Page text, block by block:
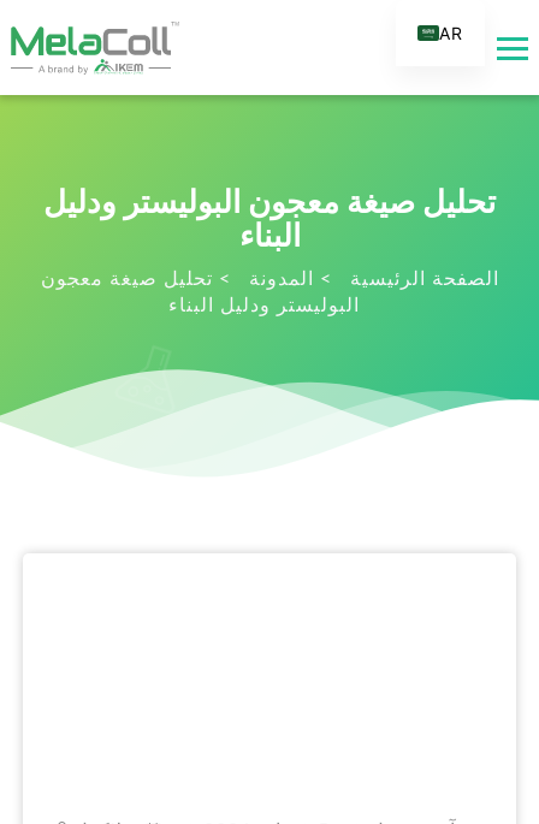
تحليل صيغة معجون البوليستر ودليل
البناء
الصفحة الرئيسية > المدونة > تحليل صيغة معجون
البوليستر ودليل البناء
AR
FR
NL